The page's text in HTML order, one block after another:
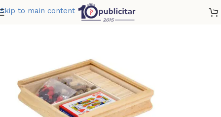
Skip to main content
SET DE JUEGOS JAVFAN